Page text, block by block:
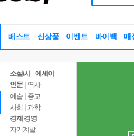
베스트 신상품 이벤트 바이백 매
소설/시
에세이
인문
역사
예술 | 종교
사회 | 과학
경제 경영
자기계발